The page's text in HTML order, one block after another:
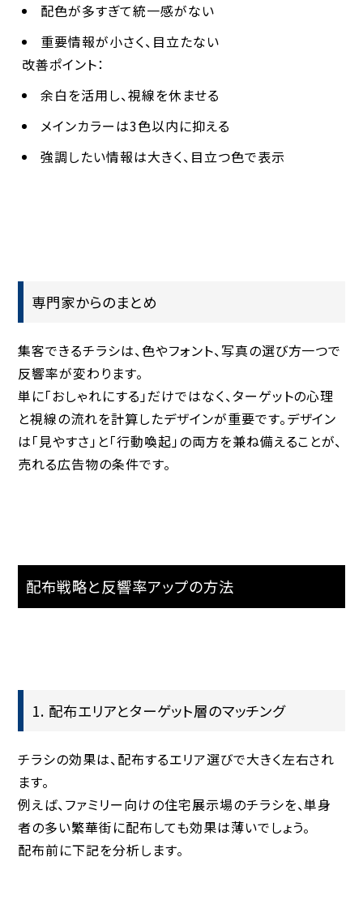
配色が多すぎて統一感がない
重要情報が小さく、目立たない
改善ポイント：
余白を活用し、視線を休ませる
メインカラーは3色以内に抑える
強調したい情報は大きく、目立つ色で表示
専門家からのまとめ
集客できるチラシは、色やフォント、写真の選び方一つで
反響率が変わります。
単に「おしゃれにする」だけではなく、ターゲットの心理
と視線の流れを計算したデザインが重要です。デザイン
は「見やすさ」と「行動喚起」の両方を兼ね備えることが、
売れる広告物の条件です。
配布戦略と反響率アップの方法
1. 配布エリアとターゲット層のマッチング
チラシの効果は、配布するエリア選びで大きく左右され
ます。
例えば、ファミリー向けの住宅展示場のチラシを、単身
者の多い繁華街に配布しても効果は薄いでしょう。
配布前に下記を分析します。